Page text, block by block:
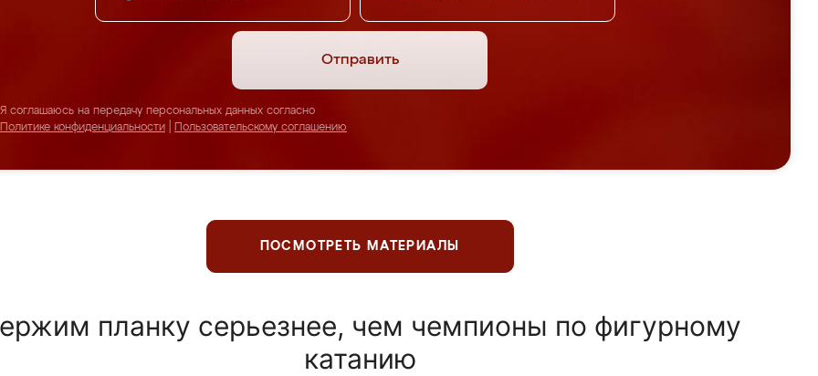
Отправить
Я соглашаюсь на передачу персональных данных согласно
Политике конфиденциальности
Пользовательскому соглашению
ПОСМОТРЕТЬ МАТЕРИАЛЫ
планку серьезнее, чем чемпионы по фигурному
катанию